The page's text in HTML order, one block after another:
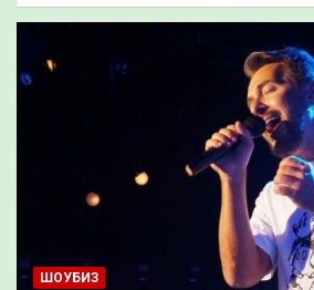
ШОУБИЗ